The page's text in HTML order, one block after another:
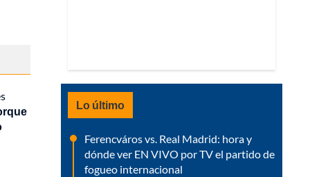
Lo último
Ferencváros vs. Real Madrid: hora y
dónde ver EN VIVO por TV el partido de
fogueo internacional